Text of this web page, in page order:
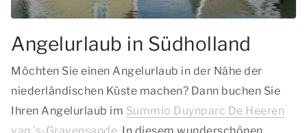
Angelurlaub in Südholland
Möchten Sie einen Angelurlaub in der Nähe der
niederländischen Küste machen? Dann buchen Sie
Ihren Angelurlaub im Summio Duynparc De Heeren